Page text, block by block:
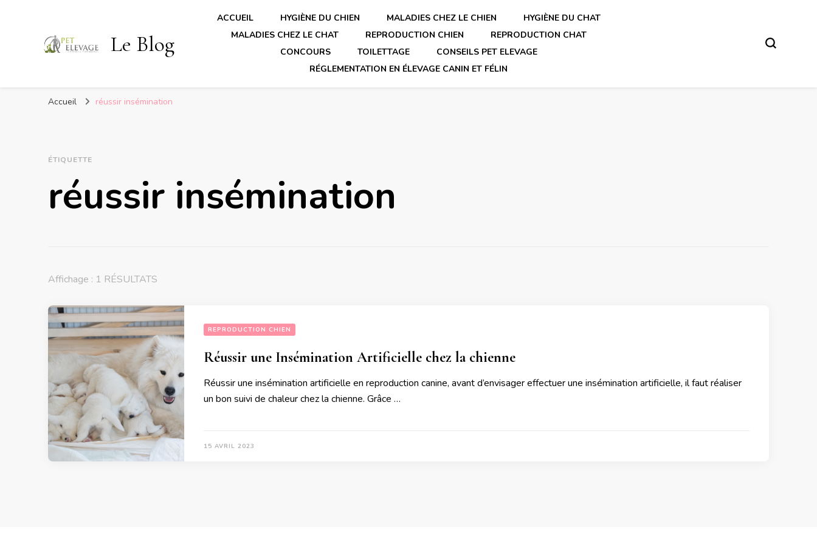
Le Blog
ACCUEIL HYGIÈNE DU CHIEN MALADIES CHEZ LE CHIEN
HYGIÈNE DU CHAT
MALADIES CHEZ LE CHAT
REPRODUCTION CHIEN
REPRODUCTION CHAT
CONCOURS
TOILETTAGE
CONSEILS PET ELEVAGE
RÉGLEMENTATION EN ÉLEVAGE CANIN ET FÉLIN
Accueil réussir insémination
ÉTIQUETTE
réussir insémination
Affichage : 1 RÉSULTATS
REPRODUCTION CHIEN
Réussir une Insémination Artificielle chez la chienne
Réussir une insémination artificielle en reproduction canine, avant d’envisager effectuer une insémination artificielle, il faut réaliser
un bon suivi de chaleur chez la chienne. Grâce …
15 AVRIL 2023